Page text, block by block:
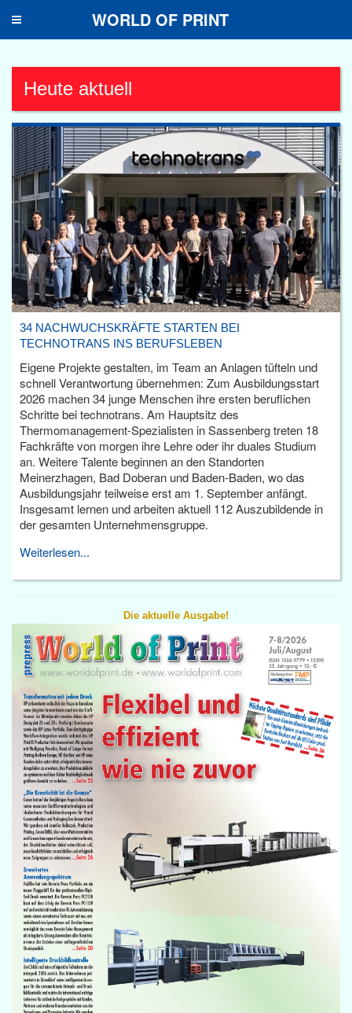
Toggle
WORLD OF PRINT
Heute aktuell
34 NACHWUCHSKRÄFTE STARTEN BEI
TECHNOTRANS INS BERUFSLEBEN
Eigene Projekte gestalten, im Team an Anlagen tüfteln und
schnell Verantwortung übernehmen: Zum Ausbildungsstart
2026 machen 34 junge Menschen ihre ersten beruflichen
Schritte bei technotrans. Am Hauptsitz des
Thermomanagement-Spezialisten in Sassenberg treten 18
Fachkräfte von morgen ihre Lehre oder ihr duales Studium
an. Weitere Talente beginnen an den Standorten
Meinerzhagen, Bad Doberan und Baden-Baden, wo das
Ausbildungsjahr teilweise erst am 1. September anfängt.
Insgesamt lernen und arbeiten aktuell 112 Auszubildende in
der gesamten Unternehmensgruppe.
Weiterlesen...
Die aktuelle Ausgabe!